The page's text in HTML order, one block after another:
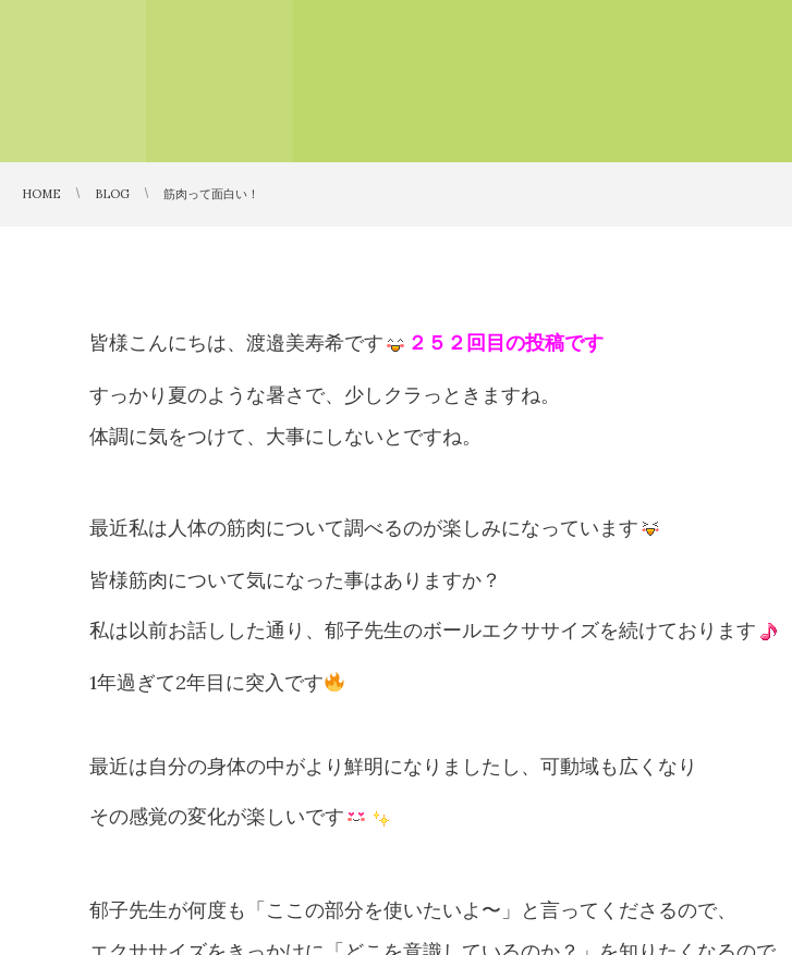
HOME BLOG 筋肉って面白い！
皆様こんにちは、渡邉美寿希です ２５２回目の投稿です
すっかり夏のような暑さで、少しクラっときますね。
体調に気をつけて、大事にしないとですね。
最近私は人体の筋肉について調べるのが楽しみになっています
皆様筋肉について気になった事はありますか？
私は以前お話しした通り、郁子先生のボールエクササイズを続けております
1年過ぎて2年目に突入です
最近は自分の身体の中がより鮮明になりましたし、可動域も広くなり
その感覚の変化が楽しいです
郁子先生が何度も「ここの部分を使いたいよ〜」と言ってくださるので、